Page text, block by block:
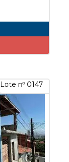
Lote nº 0147